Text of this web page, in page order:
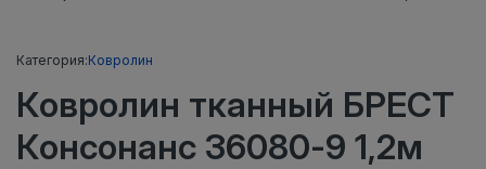
Категория:Ковролин
Ковролин тканный БРЕСТ
Консонанс 36080-9 1,2м